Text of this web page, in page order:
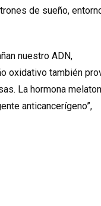
de sueño,
nuestro ADN,
oxidativo también
La hormona
anticancerígeno”,